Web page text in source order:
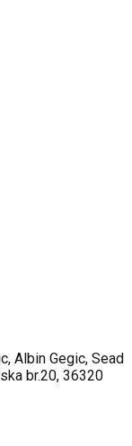
Albin Gegic, Sead
br.20, 36320